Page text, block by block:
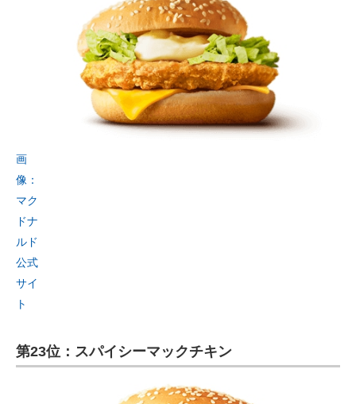
画
像：
マク
ドナ
ルド
公式
サイ
ト
第23位：スパイシーマックチキン